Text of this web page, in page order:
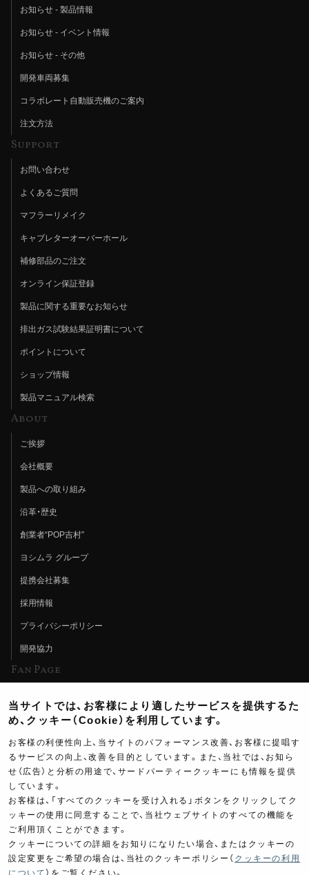
お知らせ - 製品情報
お知らせ - イベント情報
お知らせ - その他
開発車両募集
コラボレート自動販売機のご案内
注文方法
Support
お問い合わせ
よくあるご質問
マフラーリメイク
キャブレターオーバーホール
補修部品のご注文
オンライン保証登録
製品に関する重要なお知らせ
排出ガス試験結果証明書について
ポイントについて
ショップ情報
製品マニュアル検索
About
ご挨拶
会社概要
製品への取り組み
沿革・歴史
創業者“POP吉村”
ヨシムラ グループ
提携会社募集
採用情報
プライバシーポリシー
開発協力
Fan Page
ヨシムラTV
イベント情報
イベントスケジュール
ツーリングブレイクタイム
製品ポスター
当サイトでは、お客様により適したサービスを提供するた
め、クッキー（Cookie）を利用しています。
お客様の利便性向上、当サイトのパフォーマンス改善、お客様に提唱す
るサービスの向上、改善を目的としています。また、当社では、お知ら
せ（広告）と分析の用途で、サードパーティークッキーにも情報を提供
しています。
お客様は、「すべてのクッキーを受け入れる」ボタンをクリックしてク
ッキーの使用に同意することで、当社ウェブサイトのすべての機能を
ご利用頂くことができます。
クッキーについての詳細をお知りになりたい場合、またはクッキーの
設定変更をご希望の場合は、当社のクッキーポリシー（ クッキーの利用
について ）をご覧ください。